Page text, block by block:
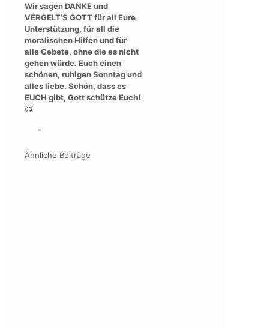
Wir sagen DANKE und
VERGELT’S GOTT für all Eure
Unterstützung, für all die
moralischen Hilfen und für
alle Gebete, ohne die es nicht
gehen würde. Euch einen
schönen, ruhigen Sonntag und
alles liebe. Schön, dass es
EUCH gibt, Gott schütze Euch!
😊
Ähnliche Beiträge